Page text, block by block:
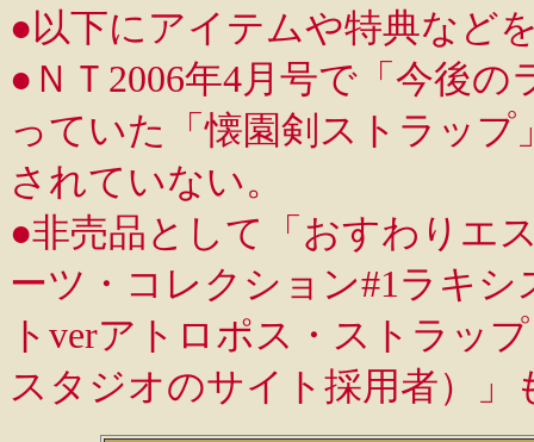
●以下にアイテムや特典など
●ＮＴ2006年4月号で「今後
っていた「懐園剣ストラッ
されていない。
●非売品として「おすわりエ
ーツ・コレクション#1ラキ
トverアトロポス・ストラッ
スタジオのサイト採用者）」